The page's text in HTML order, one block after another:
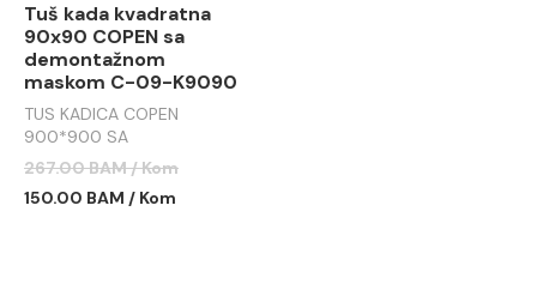
Tuš kada kvadratna
90x90 COPEN sa
demontažnom
maskom C-09-K9090
TUS KADICA COPEN
900*900 SA
DEMONTAŽNOM MASKOM
C-09-K9090
267.00 BAM / Kom
150.00 BAM / Kom